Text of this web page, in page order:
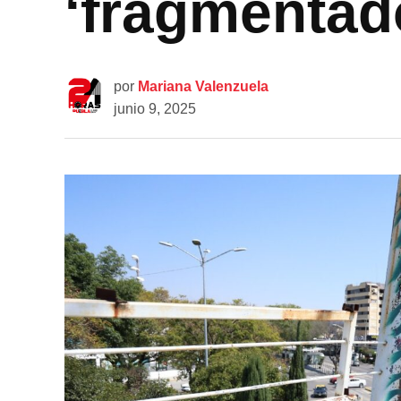
por Mariana Valenzuela
junio 9, 2025